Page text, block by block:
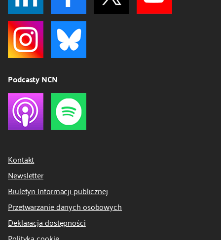
Podcasty NCN
Kontakt
Newsletter
Biuletyn Informacji publicznej
Przetwarzanie danych osobowych
Deklaracja dostępności